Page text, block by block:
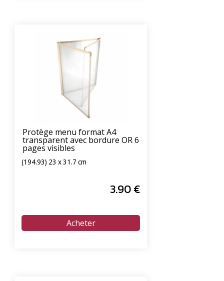
Protège menu format A4
transparent avec bordure OR 6
pages visibles
(194.93) 23 x 31.7 cm
3.90€